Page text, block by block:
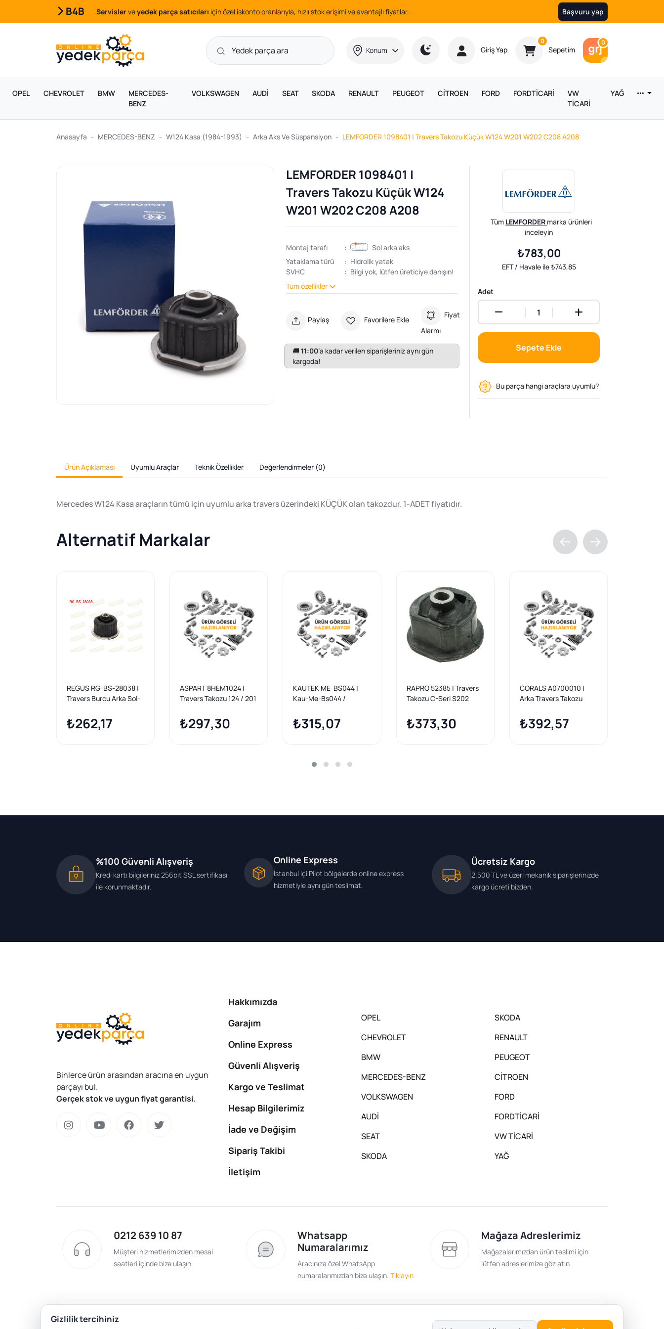
B4B Servislerveyedek parça satıcıları için özel iskonto oranlarıyla, hızlı stok erişimi ve avantajlı fiyatlar... Başvuru yap
Konum Giriş Yap
0Ürün sayısı
Sepetim
0Araç sayısı
OPEL CHEVROLET BMW
MERCEDES-
BENZ
VOLKSWAGEN AUDİ SEAT SKODA RENAULT PEUGEOT CİTROEN FORD FORDTİCARİ
VW
TİCARİ
YAĞ
Anasayfa MERCEDES-BENZ W124 Kasa (1984-1993) Arka Aks Ve Süspansiyon LEMFORDER 1098401 | Travers Takozu Küçük W124 W201 W202 C208 A208
LEMFORDER 1098401 |
Travers Takozu Küçük W124
W201 W202 C208 A208
Montaj tarafı :
Sol arka aks
Yataklama türü
: Hidrolik yatak
SVHC
: Bilgi yok, lütfen üreticiye danışın!
Tüm özellikler
Paylaş Favorilere Ekle
Fiyat
Alarmı
🚚11:00’a kadar verilen siparişleriniz aynı gün
kargoda!
Tüm LEMFORDER marka ürünleri
inceleyin
₺783,00
EFT / Havale ile ₺743,85
Adet
Sepete Ekle
Bu parça hangi araçlara uyumlu?
Ürün Açıklaması Uyumlu Araçlar Teknik Özellikler Değerlendirmeler (0)
Mercedes W124 Kasa araçların tümü için uyumlu arka travers üzerindeki KÜÇÜK olan takozdur. 1-ADET fiyatıdır.
Alternatif Markalar
REGUS RG-BS-28038 |
Travers Burcu Arka Sol-
(W201) 2.0 1982-1993
₺262,17
ASPART 8HEM1024 |
Travers Takozu 124 / 201
₺297,30
KAUTEK ME-BS044 |
Kau-Me-Bs044 /
Arka Travers Takozu
Küçük 1243511942
₺315,07
RAPRO 52385 | Travers
Takozu C-Seri S202
W201 124 201 202
₺373,30
CORALS A0700010 |
Arka Travers Takozu
₺392,57
%100 Güvenli Alışveriş
Kredi kartı bilgileriniz 256bit SSL sertifikası
ile korunmaktadır.
Online Express
İstanbul içi Pilot bölgelerde online express
hizmetiyle aynı gün teslimat.
Ücretsiz Kargo
2.500 TL ve üzeri mekanik siparişlerinizde
kargo ücreti bizden.
Binlerce ürün arasından aracına en uygun
parçayı bul.
Gerçek stok ve uygun fiyat garantisi.
Hakkımızda
Garajım
Online Express
Güvenli Alışveriş
Kargo ve Teslimat
Hesap Bilgilerimiz
İade ve Değişim
Sipariş Takibi
İletişim
OPEL
CHEVROLET
BMW
MERCEDES-BENZ
VOLKSWAGEN
AUDİ
SEAT
SKODA
SKODA
RENAULT
PEUGEOT
CİTROEN
FORD
FORDTİCARİ
VW TİCARİ
YAĞ
0212 639 10 87
Müşteri hizmetlerimizden mesai
saatleri içinde bize ulaşın.
Whatsapp
Numaralarımız
Aracınıza özel WhatsApp
numaralarımızdan bize ulaşın. Tıklayın
Mağaza Adreslerimiz
Mağazalarımızdan ürün teslimi için
lütfen adreslerimize göz atın.
Gizlilik Politikası
Gizlilik tercihiniz